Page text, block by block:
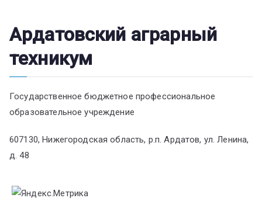
Ардатовский аграрный
техникум
Государственное бюджетное профессиональное
образовательное учреждение
607130, Нижегородская область, р.п. Ардатов, ул. Ленина,
д. 48